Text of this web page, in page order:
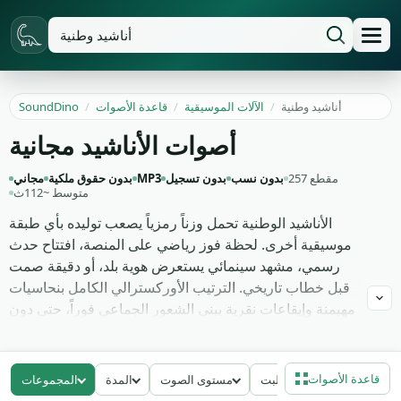
SoundDino / قاعدة الأصوات / الآلات الموسيقية / أناشيد وطنية
أصوات الأناشيد مجانية
مجاني بدون حقوق ملكية MP3 بدون تسجيل بدون نسب
257 مقطع
متوسط ~112ث
الأناشيد الوطنية تحمل وزناً رمزياً يصعب توليده بأي طبقة
موسيقية أخرى. لحظة فوز رياضي على المنصة، افتتاح حدث
رسمي، مشهد سينمائي يستعرض هوية بلد، أو دقيقة صمت
قبل خطاب تاريخي. الترتيب الأوركسترالي الكامل بنحاسيات
مهيمنة وإيقاعات نقرية يبني الشعور الجماعي فوراً، حتى دون
بأكملها في ثلاث دقائق من الزمن الفعلي.
التسجيلات هنا تجمع تنفيذات أوركسترالية لأناشيد متعددة من
المجموعات المدة مستوى الصوت معدل البتقاعدة الأصوات